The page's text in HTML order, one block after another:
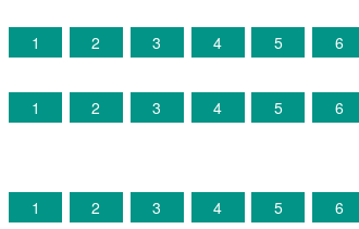
1 2 3 4 5 6
1 2 3 4 5 6
1 2 3 4 5 6